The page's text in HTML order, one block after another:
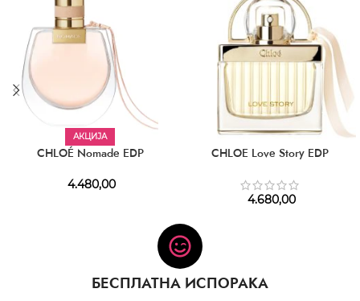
АКЦИЈА
CHLOÉ Nomade EDP
4.480,00
CHLOE Love Story EDP
4.680,00
БЕСПЛАТНА ИСПОРАКА